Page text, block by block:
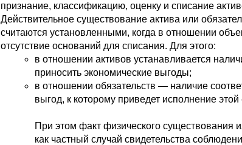
признание, классификацию, оценку и списание
Действительное существование актива или
считаются установленными, когда в отношении
отсутствие оснований для списания. Для этого:
в отношении активов устанавливается
приносить экономические выгоды;
в отношении обязательств — наличие
выгод, к которому приведет исполнение этой
При этом факт физического существования
как частный случай свидетельства